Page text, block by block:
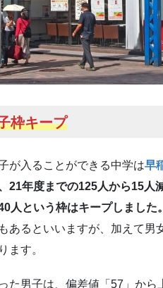
枠キープ
が入ることができる中学は早
21年度までの125人から15
人という枠はキープしました。
あるといいますが、加えて
ます。
た男子は、偏差値「57」から